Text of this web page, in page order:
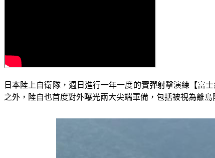
日本陸上自衛隊，週日進行一年一度的實彈射擊演練【富
之外，陸自也首度對外曝光兩大尖端軍備，包括被視為離